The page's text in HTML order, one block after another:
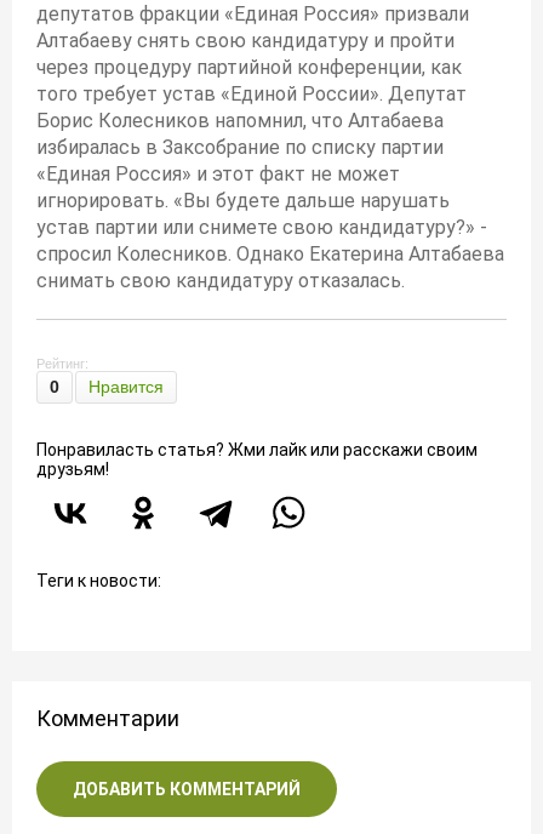
депутатов фракции «Единая Россия» призвали
Алтабаеву снять свою кандидатуру и пройти
через процедуру партийной конференции, как
того требует устав «Единой России». Депутат
Борис Колесников напомнил, что Алтабаева
избиралась в Заксобрание по списку партии
«Единая Россия» и этот факт не может
игнорировать. «Вы будете дальше нарушать
устав партии или снимете свою кандидатуру?» -
спросил Колесников. Однако Екатерина Алтабаева
снимать свою кандидатуру отказалась.
Рейтинг:
0 Нравится
Понравиласть статья? Жми лайк или расскажи своим
друзьям!
Теги к новости:
Комментарии
ДОБАВИТЬ КОММЕНТАРИЙ